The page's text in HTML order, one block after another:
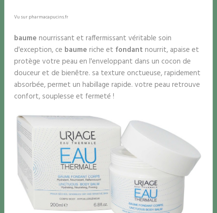
Vu sur pharmacapucins.fr
baume nourrissant et raffermissant véritable soin
d'exception, ce baume riche et fondant nourrit, apaise et
protège votre peau en l'enveloppant dans un cocon de
douceur et de bienêtre. sa texture onctueuse, rapidement
absorbée, permet un habillage rapide. votre peau retrouve
confort, souplesse et fermeté !